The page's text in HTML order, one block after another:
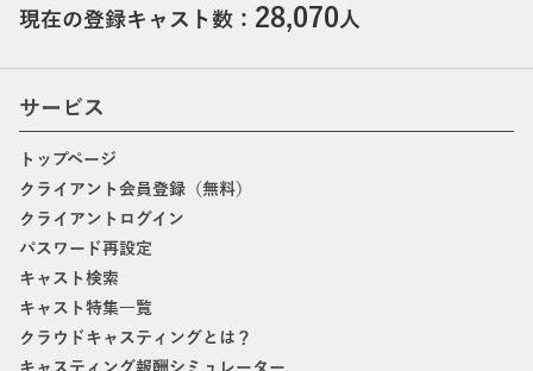
現在の登録キャスト数： 28,070人
サービス
トップページ
クライアント会員登録（無料）
クライアントログイン
パスワード再設定
キャスト検索
キャスト特集一覧
クラウドキャスティングとは？